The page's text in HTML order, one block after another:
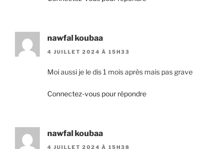
nawfal koubaa
4 JUILLET 2024 À 15H33
Moi aussi je le dis 1 mois après mais pas grave
Connectez-vous pour répondre
nawfal koubaa
4 JUILLET 2024 À 15H38